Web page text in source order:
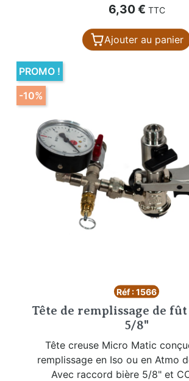
Prix
6,30 € TTC
Ajouter au panier
Réf : 1566
Tête de remplissage de fût
5/8"
Tête creuse Micro Matic
remplissage en Iso ou en Atmo
Avec raccord bière 5/8" et
PROMO !
-10%